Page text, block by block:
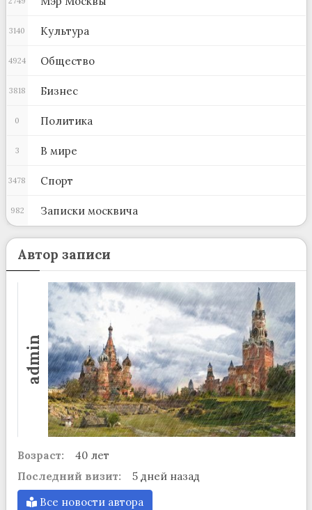
Культура
3140
Общество
4924
Бизнес
3818
Политика
0
В мире
3
Спорт
3478
Записки москвича
982
Автор записи
admin
Возраст:
40 лет
Последний визит:
5 дней назад
Все новости автора